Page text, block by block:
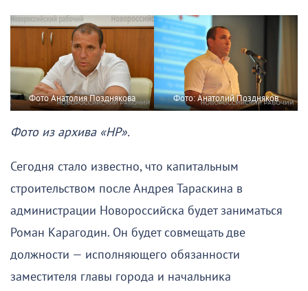
Фото Анатолия Позднякова Фото: Анатолий Поздняков
Фото из архива «НР».
Сегодня стало известно, что капитальным
строительством после Андрея Тараскина в
администрации Новороссийска будет заниматься
Роман Карагодин. Он будет совмещать две
должности — исполняющего обязанности
заместителя главы города и начальника